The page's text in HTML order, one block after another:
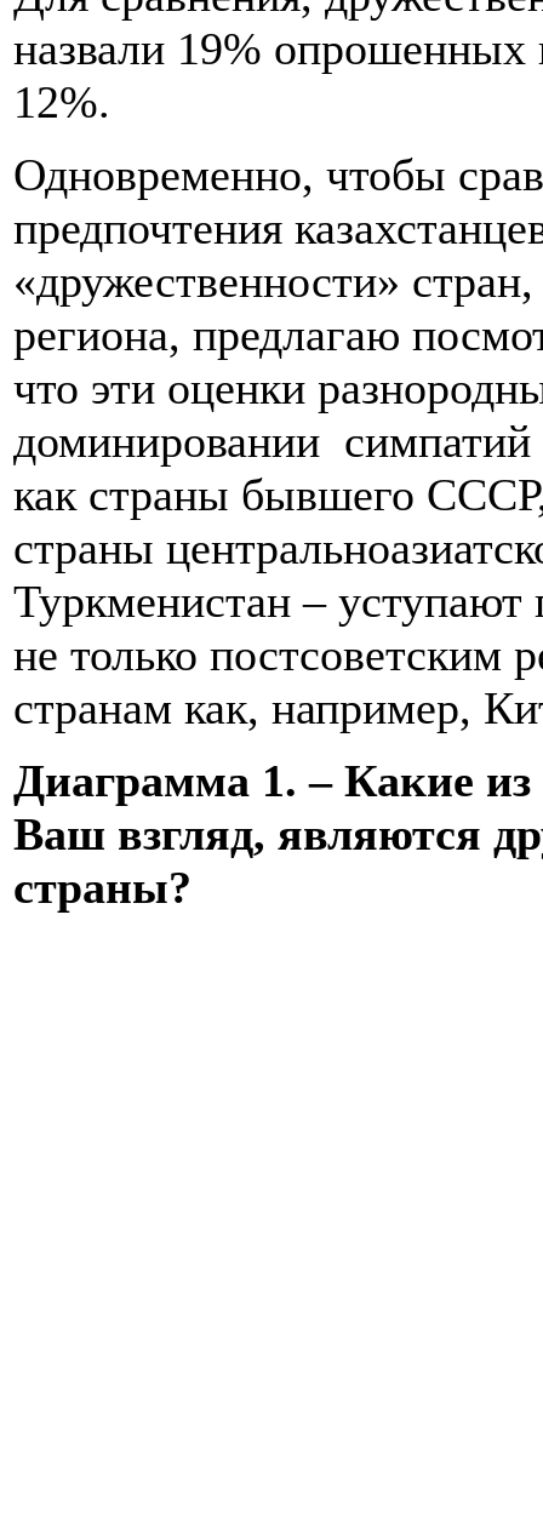
назвали 19% опрошенных
12%.
Одновременно, чтобы
предпочтения
«дружественности»
региона, предлагаю
что эти оценки
доминировании симпатий
как страны бывшего
страны
Туркменистан –
не только постсоветским
странам как, например,
Диаграмма 1. – Какие
Ваш взгляд, являются
страны?